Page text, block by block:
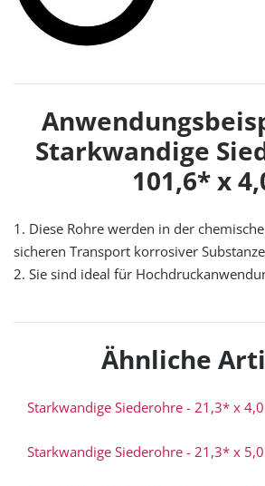
Starkwandige
101,6* x
1. Diese Rohre werden in der
sicheren Transport korrosiver
2. Sie sind ideal für
Ähnliche
Starkwandige Siederohre - 21,3* x 4,0
Starkwandige Siederohre - 21,3* x 5,0